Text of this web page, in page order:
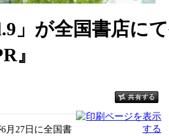
」が全国書店に
』
月27日に全国書